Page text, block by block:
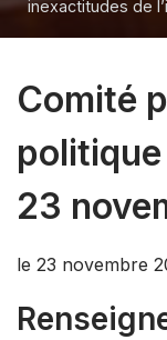
inexactitudes de
Comité
23
le 23 novembre